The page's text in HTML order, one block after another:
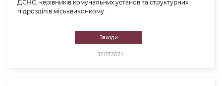
ДСНС, керівників комунальних установ та структурних
підрозділів міськвиконкому.
Заходи
12.07.2024